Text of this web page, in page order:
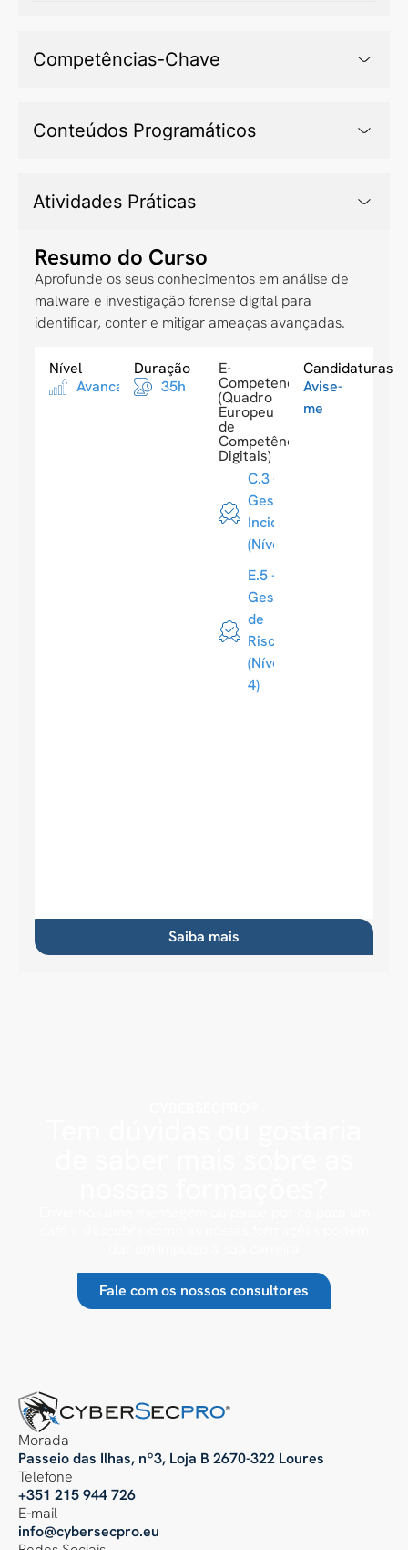
Competências-Chave
Conteúdos Programáticos
Atividades Práticas
Resumo do Curso
Aprofunde os seus conhecimentos em análise de
malware e investigação forense digital para
identificar, conter e mitigar ameaças avançadas.
Nível
Avancado
Duração
35h
E-
Competences
(Quadro
Europeu
de
Competências
Digitais)
C.3 -
Gestão de
Incidentes
(Nível 4)
E.5 -
Gestão
de
Riscos
(Nível
4)
Candidaturas
Avise-
me
Saiba mais
Fale com os nossos consultores
Morada
Passeio das Ilhas, nº3, Loja B 2670-322 Loures
Telefone
+351 215 944 726
E-mail
info@cybersecpro.eu